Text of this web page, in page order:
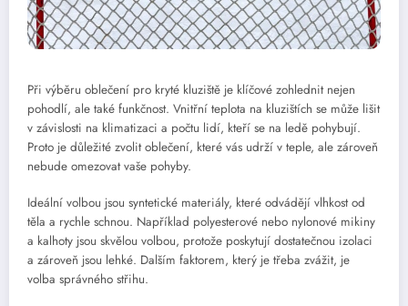
Při výběru oblečení pro kryté kluziště je klíčové zohlednit nejen
pohodlí, ale také funkčnost. Vnitřní teplota na kluzištích se může lišit
v závislosti na klimatizaci a počtu lidí, kteří se na ledě pohybují.
Proto je důležité zvolit oblečení, které vás udrží v teple, ale zároveň
nebude omezovat vaše pohyby.
Ideální volbou jsou syntetické materiály, které odvádějí vlhkost od
těla a rychle schnou. Například polyesterové nebo nylonové mikiny
a kalhoty jsou skvělou volbou, protože poskytují dostatečnou izolaci
a zároveň jsou lehké. Dalším faktorem, který je třeba zvážit, je
volba správného střihu.